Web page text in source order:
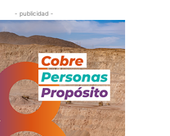
- publicidad -